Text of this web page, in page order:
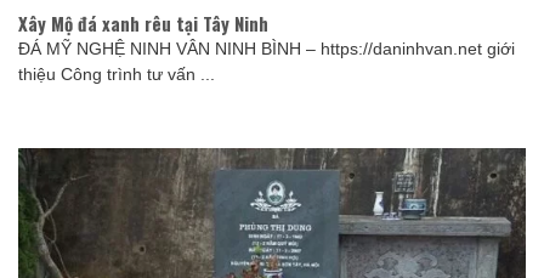
Xây Mộ đá xanh rêu tại Tây Ninh
ĐÁ MỸ NGHỆ NINH VÂN NINH BÌNH – https://daninhvan.net giới
thiệu Công trình tư vấn ...